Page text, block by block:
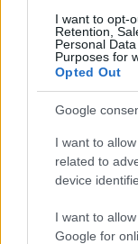
I want to opt-
Retention,
Personal
Purposes for
Opted Out
Google
I want to
related to
device
I want to
Google for
Clearte-t alakítod
egy kicsit
Ez a szerep
Leó
Simándy
ekkor. Ő a
kerültem a
tekintve
szólal meg.
operában, de